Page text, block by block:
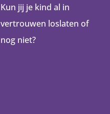
Kun jij je kind al in
vertrouwen loslaten of
nog niet?